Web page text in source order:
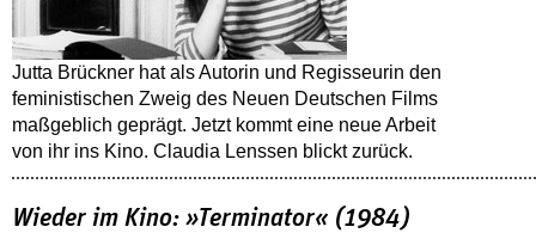
Jutta Brückner hat als Autorin und Regisseurin den
feministischen Zweig des Neuen Deutschen Films
maßgeblich geprägt. Jetzt kommt eine neue Arbeit
von ihr ins Kino. Claudia Lenssen blickt zurück.
Wieder im Kino: »Terminator« (1984)